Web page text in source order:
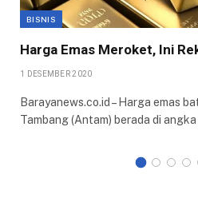
BISNIS
Harga Emas Meroket, Ini
1 DESEMBER 2020
Barayanews.co.id – Harga emas
Tambang (Antam) berada di